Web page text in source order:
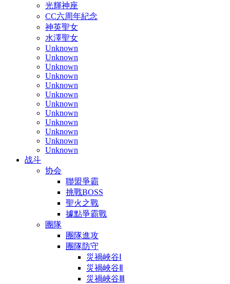
光輝神座
CC六周年紀念
神英聖女
水澤聖女
Unknown
Unknown
Unknown
Unknown
Unknown
Unknown
Unknown
Unknown
Unknown
Unknown
Unknown
Unknown
战斗
协会
聯盟爭霸
挑戰BOSS
聖火之戰
據點爭霸戰
團隊
團隊進攻
團隊防守
災禍峽谷Ⅰ
災禍峽谷Ⅱ
災禍峽谷Ⅲ